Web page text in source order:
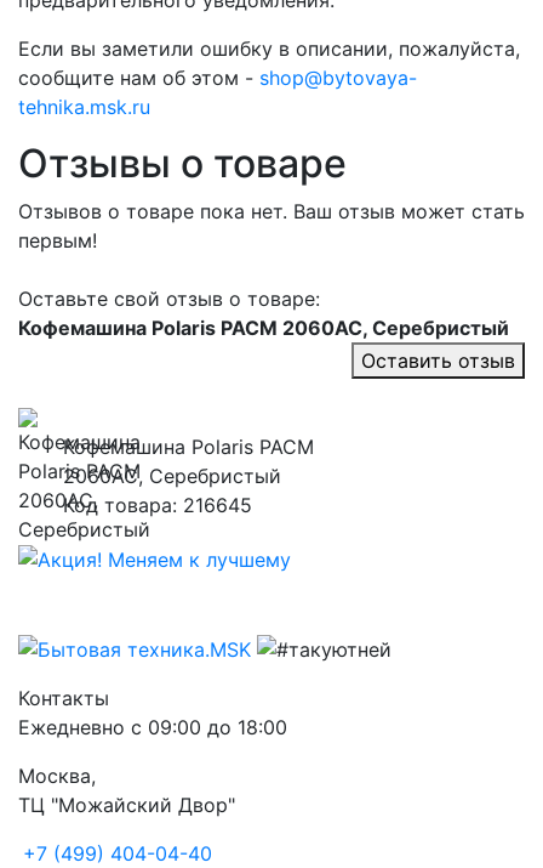
Если вы заметили ошибку в описании, пожалуйста,
сообщите нам об этом - shop@bytovaya-
tehnika.msk.ru
Отзывы о товаре
Отзывов о товаре пока нет. Ваш отзыв может стать
первым!
Оставьте свой отзыв о товаре:
Кофемашина Polaris PACM 2060AC, Серебристый
Оставить отзыв
Кофемашина Polaris PACM
2060AC, Серебристый
Код товара: 216645
Контакты
Ежедневно с 09:00 до 18:00
Москва,
ТЦ "Можайский Двор"
+7 (499) 404-04-40